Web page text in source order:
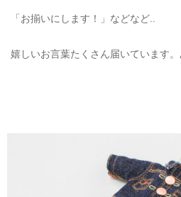
「お揃いにします！」などなど‥
嬉しいお言葉たくさん届いています